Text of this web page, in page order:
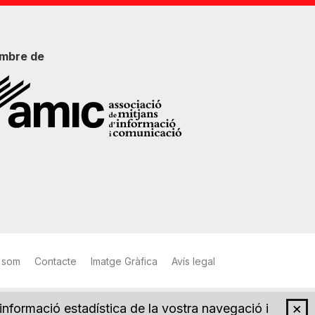
×
estadística de la vostra navegació i
de
Contacte Imatge Gràfica Avís legal